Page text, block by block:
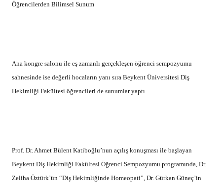
Öğrencilerden Bilimsel Sunum
Ana kongre salonu ile eş zamanlı gerçekleşen öğrenci sempozyumu
sahnesinde ise değerli hocaların yanı sıra Beykent Üniversitesi Diş
Hekimliği Fakültesi öğrencileri de sunumlar yaptı.
Prof. Dr. Ahmet Bülent Katiboğlu’nun açılış konuşması ile başlayan
Beykent Diş Hekimliği Fakültesi Öğrenci Sempozyumu programında, Dr.
Zeliha Öztürk’ün “Diş Hekimliğinde Homeopati”, Dr. Gürkan Güneç’in